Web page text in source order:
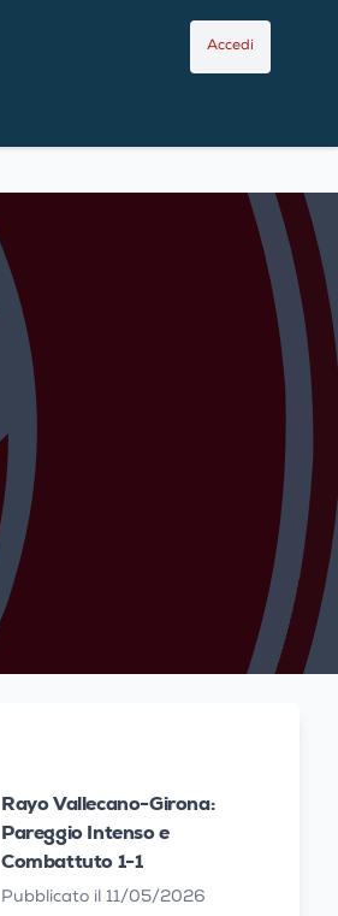
Accedi
Rayo Vallecano-Girona:
Pareggio Intenso e
Combattuto 1-1
Pubblicato il 11/05/2026